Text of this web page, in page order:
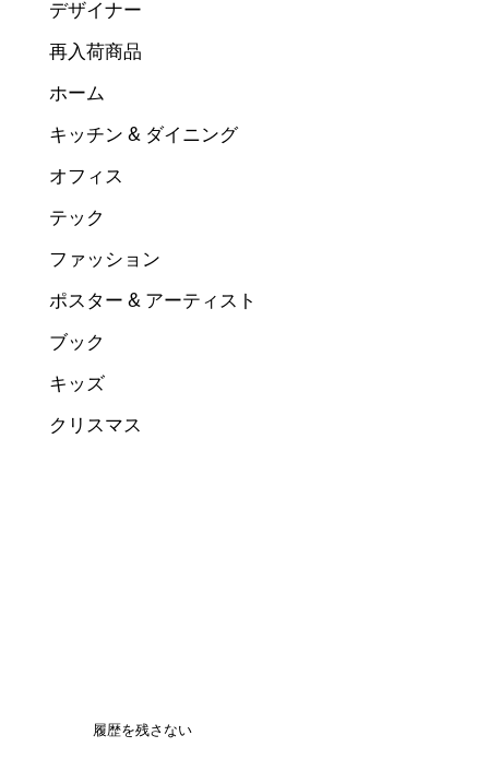
デザイナー
再入荷商品
ホーム
キッチン & ダイニング
オフィス
テック
ファッション
ポスター & アーティスト
ブック
キッズ
クリスマス
履歴を残さない